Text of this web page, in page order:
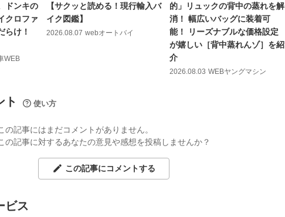
ドンキの
クロファ
らけ！
WEB
【サクッと読める！現行輸入バ
イク図鑑】
2026.08.07 webオートバイ
的」リュックの背中の蒸れを解
消！ 幅広いバッグに装着可
能！ リーズナブルな価格設定
が嬉しい［背中蒸れんゾ］を紹
介
2026.08.03 WEBヤングマシン
ト 使い方
の記事にはまだコメントがありません。
の記事に対するあなたの意見や感想を投稿しませんか？
この記事にコメントする
ビス